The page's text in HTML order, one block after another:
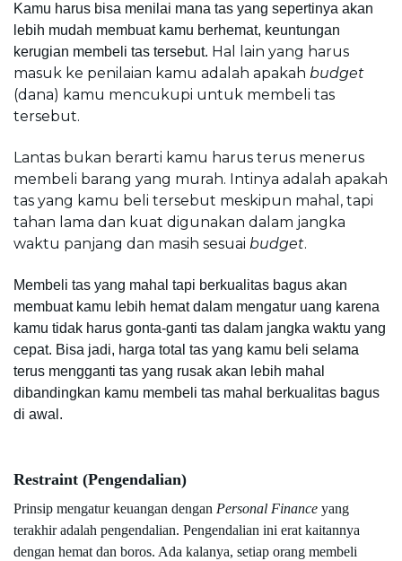
Kamu harus bisa menilai mana tas yang sepertinya akan
lebih mudah membuat kamu berhemat, keuntungan
kerugian membeli tas tersebut. Hal lain yang harus
masuk ke penilaian kamu adalah apakah
(dana) kamu mencukupi untuk membeli tas
tersebut.
Lantas bukan berarti kamu harus terus menerus
membeli barang yang murah. Intinya adalah apakah
tas yang kamu beli tersebut meskipun mahal, tapi
tahan lama dan kuat digunakan dalam jangka
waktu panjang dan masih sesuai budget.
Membeli tas yang mahal tapi berkualitas bagus akan
membuat kamu lebih hemat dalam mengatur uang karena
kamu tidak harus gonta-ganti tas dalam jangka waktu yang
cepat. Bisa jadi, harga total tas yang kamu beli selama
terus mengganti tas yang rusak akan lebih mahal
dibandingkan kamu membeli tas mahal berkualitas bagus
di awal.
Restraint (Pengendalian)
Prinsip mengatur keuangan dengan Personal Finance yang
terakhir adalah pengendalian. Pengendalian ini erat kaitannya
dengan hemat dan boros. Ada kalanya, setiap orang membeli